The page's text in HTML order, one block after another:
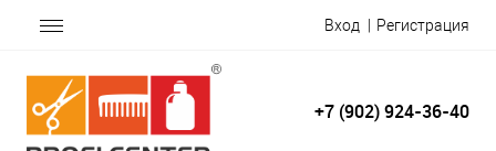
Вход Регистрация
+7 (902) 924-36-40